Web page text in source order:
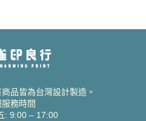
品皆為台灣設計製造。
務時間
: 9:00 – 17:00